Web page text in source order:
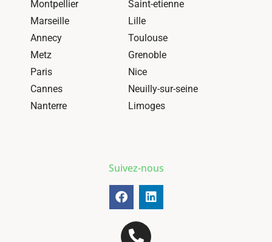
Montpellier
Saint-etienne
Marseille
Lille
Annecy
Toulouse
Metz
Grenoble
Paris
Nice
Cannes
Neuilly-sur-seine
Nanterre
Limoges
Suivez-nous